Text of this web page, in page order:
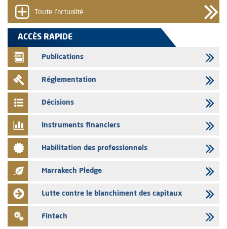
04/08/2026
L’AMMC met sur son site internet les publications réalisées par les
émetteurs en date du 4 août 2026
03/08/2026
Saham Bank – Mise à jour annuelle du dossier d’information relatif au
programme d'émission de certificats de dépôt
L’AMMC met sur son site internet les publications réalisées par les
03/08/2026
Liste des agréments et visas d'OPCVM accordés par l'AMMC pour le
mois de juillet 2026
03/08/2026
L' AMMC publie les indicateurs mensuels du marché des capitaux pour
le mois de Juin 2026
31/07/2026
L’AMMC met sur son site internet les publications réalisées par les
Toute l'actualité
ACCÈS RAPIDE
Publications
Réglementation
Décisions
Instruments financiers
Habilitation des professionnels
Marrakech Pledge
Lutte contre le blanchiment des capitaux
Fintech